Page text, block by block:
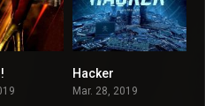
Hacker
Mar. 28, 2019